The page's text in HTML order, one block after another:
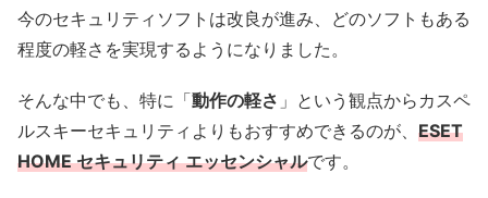
今のセキュリティソフトは改良が進み、どのソフトもある
程度の軽さを実現するようになりました。
そんな中でも、特に「動作の軽さ 」という観点からカスペ
ルスキーセキュリティよりもおすすめできるのが、 ESET
HOME セキュリティ エッセンシャルです。